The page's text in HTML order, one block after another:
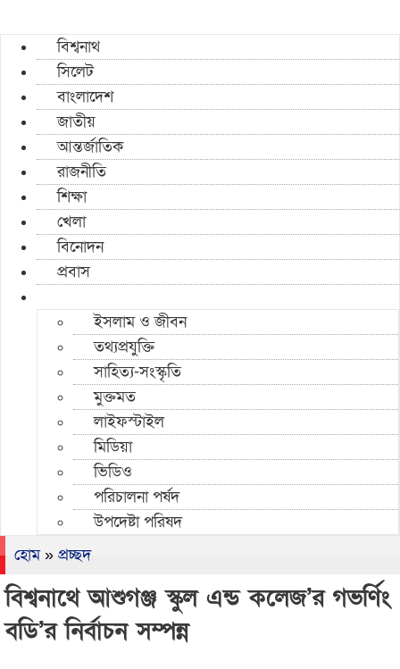
বিশ্বনাথ
সিলেট
বাংলাদেশ
জাতীয়
আন্তর্জাতিক
রাজনীতি
শিক্ষা
খেলা
বিনোদন
প্রবাস
ইসলাম ও জীবন
তথ্যপ্রযুক্তি
সাহিত্য-সংস্কৃতি
মুক্তমত
লাইফস্টাইল
মিডিয়া
ভিডিও
পরিচালনা পর্ষদ
উপদেষ্টা পরিষদ
হোম» প্রচ্ছদ
বিশ্বনাথে আশুগঞ্জ স্কুল এন্ড কলেজ’র গভর্ণিং
বডি’র নির্বাচন সম্পন্ন